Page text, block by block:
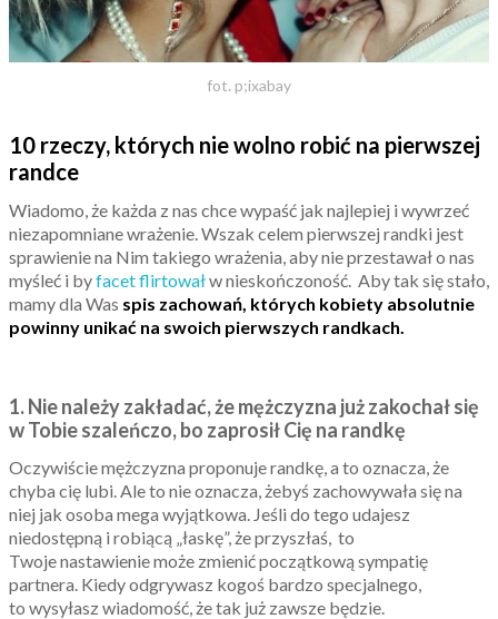
fot. p;ixabay
10 rzeczy, których nie wolno robić na pierwszej
randce
Wiadomo, że każda z nas chce wypaść jak najlepiej i wywrzeć
niezapomniane wrażenie. Wszak celem pierwszej randki jest
sprawienie na Nim takiego wrażenia, aby nie przestawał o nas
myśleć i byfacet flirtowałw nieskończoność. Aby tak się stało,
mamy dla Was spis zachowań, których kobiety absolutnie
powinny unikać na swoich pierwszych randkach.
1. Nie należy zakładać, że mężczyzna już zakochał się
w Tobie szaleńczo, bo zaprosił Cię na randkę
Oczywiście mężczyzna proponuje randkę, a to oznacza, że
chyba cię lubi. Ale to nie oznacza, żebyś zachowywała się na
niej jak osoba mega wyjątkowa. Jeśli do tego udajesz
niedostępną i robiącą „łaskę”, że przyszłaś, to
Twoje nastawienie może zmienić początkową sympatię
partnera. Kiedy odgrywasz kogoś bardzo specjalnego,
to wysyłasz wiadomość, że tak już zawsze będzie.